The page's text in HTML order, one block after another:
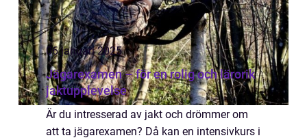
06 januari 2025
Jägarexamen – för en rolig och lärorik
jaktupplevelse
Är du intresserad av jakt och drömmer om
att ta jägarexamen? Då kan en intensivkurs i